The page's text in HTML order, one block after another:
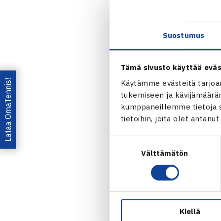
Suostumus
Tämä sivusto käyttää
Käytämme evästeitä
tukemiseen ja
kumppaneillemme tietoja
tietoihin, joita olet
Välttämätön
Kiellä
Linus
Linus
Kesällä 16-
vuotiaiden
Joao
2023
Vahvasti
Lataa OmaTennis!